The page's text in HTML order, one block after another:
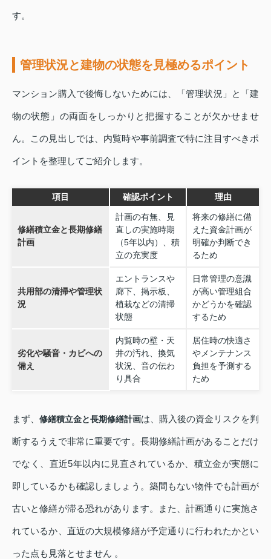
す。
管理状況と建物の状態を見極めるポイント
マンション購入で後悔しないためには、「管理状況」と「建
物の状態」の両面をしっかりと把握することが欠かせませ
ん。この見出しでは、内覧時や事前調査で特に注目すべきポ
イントを整理してご紹介します。
項目 確認ポイント 理由
修繕積立金と長期修繕
計画
計画の有無、見
直しの実施時期
（5年以内）、積
立の充実度
将来の修繕に備
えた資金計画が
明確か判断でき
るため
共用部の清掃や管理状
況
エントランスや
廊下、掲示板、
植栽などの清掃
状態
日常管理の意識
が高い管理組合
かどうかを確認
するため
劣化や騒音・カビへの
備え
内覧時の壁・天
井の汚れ、換気
状況、音の伝わ
り具合
居住時の快適さ
やメンテナンス
負担を予測する
ため
まず、 修繕積立金と長期修繕計画は、購入後の資金リスクを判
断するうえで非常に重要です。長期修繕計画があることだけ
でなく、直近5年以内に見直されているか、積立金が実態に
即しているかも確認しましょう。築間もない物件でも計画が
古いと修繕が滞る恐れがあります。また、計画通りに実施さ
れているか、直近の大規模修繕が予定通りに行われたかとい
った点も見落とせません 。